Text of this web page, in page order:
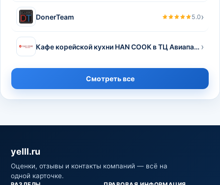
DonerTeam 5.0›
Кафе корейской кухни HAN COOK в ТЦ Авиапарк ›
Смотреть все
yelll.ru
Оценки, отзывы и контакты компаний — всё на
одной карточке.